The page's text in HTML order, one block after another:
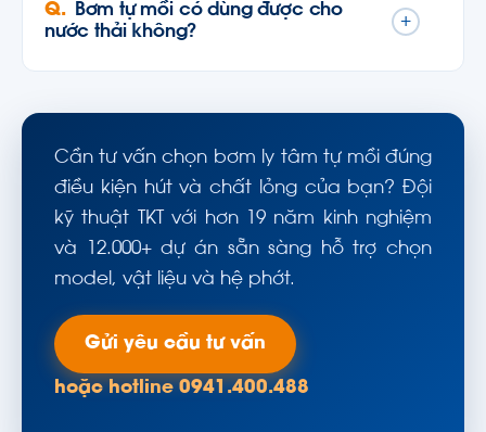
Bơm tự mồi có dùng được cho
nước thải không?
+
Cần tư vấn chọn bơm ly tâm tự mồi đúng
điều kiện hút và chất lỏng của bạn? Đội
kỹ thuật TKT với hơn 19 năm kinh nghiệm
và 12.000+ dự án sẵn sàng hỗ trợ chọn
model, vật liệu và hệ phớt.
Gửi yêu cầu tư vấn
hoặc hotline 0941.400.488